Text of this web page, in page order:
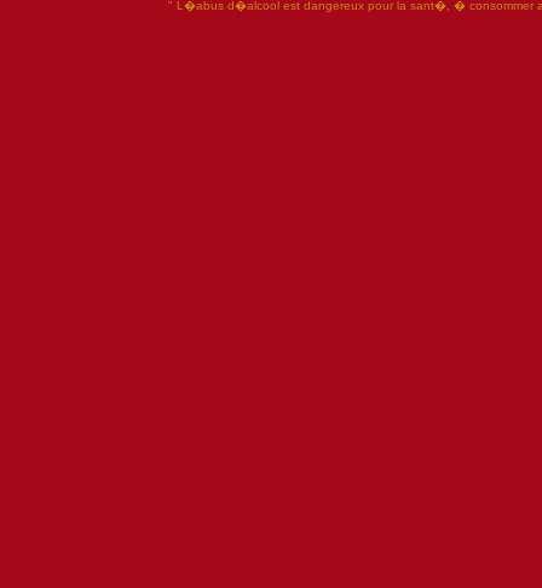
" L�abus d�alcool est dangereux pour la sant�, � consommer